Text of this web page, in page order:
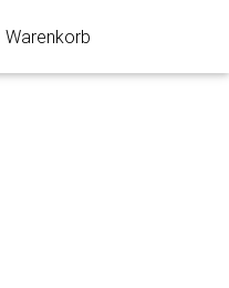
Warenkorb